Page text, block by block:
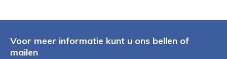
Voor meer informatie kunt u ons bellen of
mailen